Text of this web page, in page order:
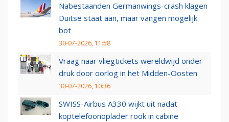
Nabestaanden Germanwings-crash klagen
Duitse staat aan, maar vangen mogelijk
bot
30-07-2026, 11:58
Vraag naar vliegtickets wereldwijd onder
druk door oorlog in het Midden-Oosten
30-07-2026, 10:36
SWISS-Airbus A330 wijkt uit nadat
koptelefoonoplader rook in cabine